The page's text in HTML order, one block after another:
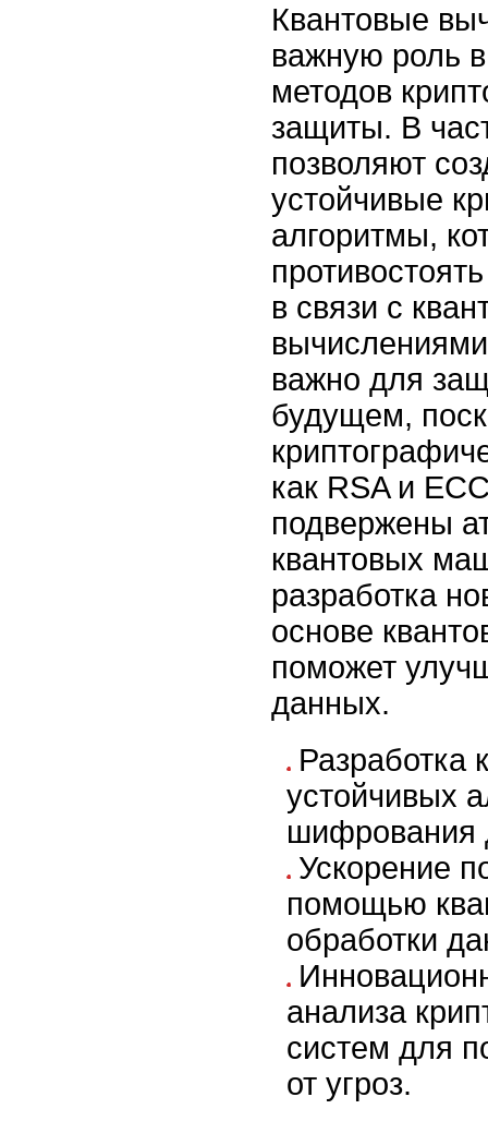
Квантовые
важную роль
методов
защиты. В
позволяют
устойчивые
алгоритмы,
в связи с
важно для
будущем,
как RSA и
подвержены
квантовых
разработка
основе
поможет
данных.
Разработка
устойчивых
шифрования
Ускорение
помощью
обработки
анализа
систем для
от угроз.